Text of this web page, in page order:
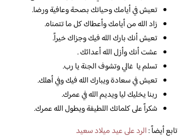
تعيش في أيامك وحياتك بصحة وعافية ورضا.
زاد الله من أيامك وأعطاك كل ما تتمناه.
تعيش أنك بارك الله فيك وجزاك خيراً.
عشت أنك وأزل الله أعدائك .
تسلم يا غالي وتشوف الجنة يا رب.
تعيش في سعادة ويبارك الله فيك وفي أهلك.
ربنا يخليك ليا ويديم الله في عمرك.
شكراً على كلماتك اللطيفة ويطول الله عمرك.
تابع أيضاً :الرد على عيد ميلاد سعيد